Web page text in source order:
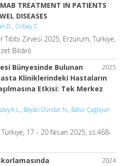
TREATMENT IN PATIENTS
DISEASES
D., Özbaş C.
Zirvesi 2025, Erzurum, Türkiye,
Bildiri)
2025
Bünyesinde Bulunan
Kliniklerindeki Hastaların
Etkisi: Tek Merkez
L., Boyacı Dündar N., Batur Çağlayan
17 - 20 Nisan 2025, ss.468-
2024